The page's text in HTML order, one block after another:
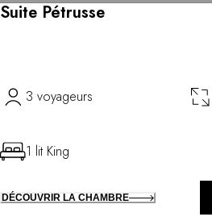
Suite Pétrusse
3 voyageurs
1 lit King
DÉCOUVRIR LA CHAMBRE